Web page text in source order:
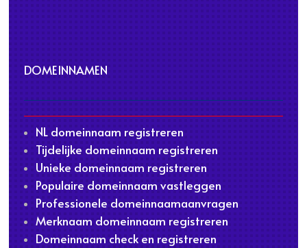
DOMEINNAMEN
NL domeinnaam registreren
Tijdelijke domeinnaam registreren
Unieke domeinnaam registreren
Populaire domeinnaam vastleggen
Professionele domeinnaamaanvragen
Merknaam domeinnaam registreren
Domeinnaam check en registreren